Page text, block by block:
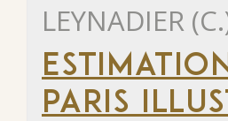
LEYNADIER
PARIS